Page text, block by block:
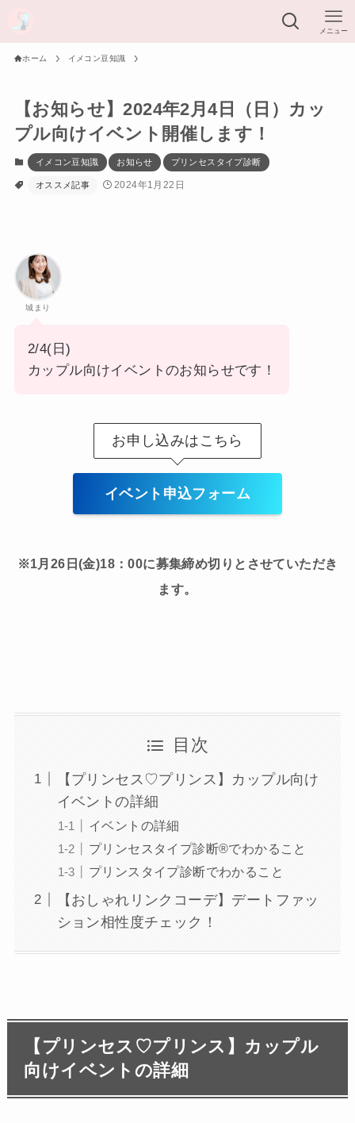
メニュー
ホーム イメコン豆知識
【お知らせ】2024年2月4日（日）カッ
プル向けイベント開催します！
イメコン豆知識 お知らせ プリンセスタイプ診断
オススメ記事 2024年1月22日
城まり
2/4(日)
カップル向けイベントのお知らせです！
お申し込みはこちら
イベント申込フォーム
※1月26日(金)18：00に募集締め切りとさせていただき
ます。
目次
【プリンセス♡プリンス】カップル向け
イベントの詳細
イベントの詳細
プリンセスタイプ診断®︎でわかること
プリンスタイプ診断でわかること
【おしゃれリンクコーデ】デートファッ
ション相性度チェック！
【プリンセス♡プリンス】カップル
向けイベントの詳細